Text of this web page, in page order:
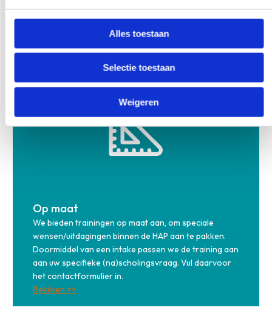
Alles toestaan
Selectie toestaan
Weigeren
Wilt u uw medewerkers flexibel en online laten
nascholen? Kies dan voor een e-learning!
Bekijken >>
Op maat
We bieden trainingen op maat aan, om speciale
wensen/uitdagingen binnen de HAP aan te pakken.
Doormiddel van een intake passen we de training aan
aan uw specifieke (na)scholingsvraag. Vul daarvoor
het contactformulier in.
Bekijken >>